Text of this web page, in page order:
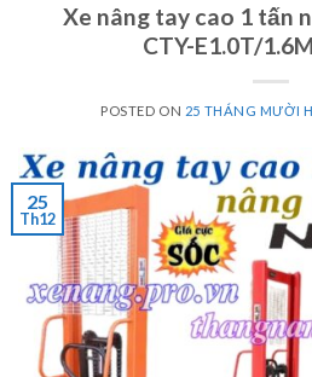
Xe nâng tay cao 1 tấn
CTY-E1.0T/
POSTED ON 25 THÁNG MƯỜI
25
Th12